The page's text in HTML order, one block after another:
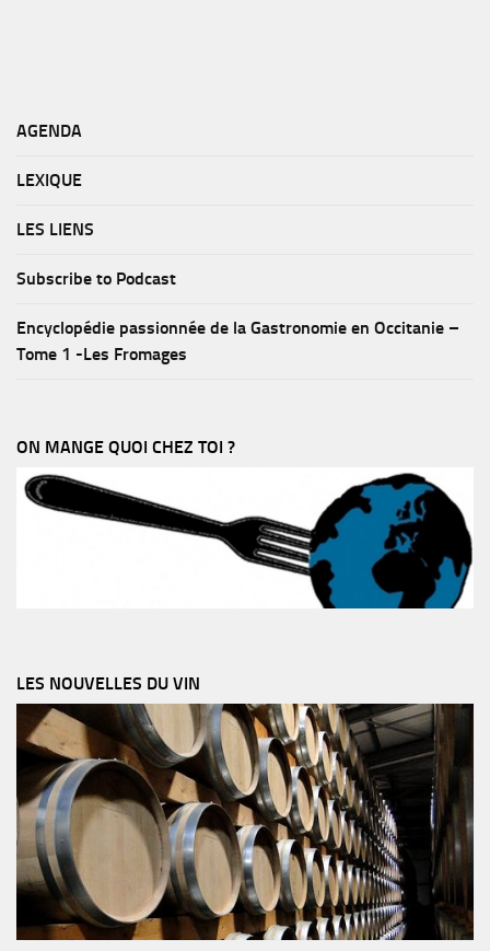
AGENDA
LEXIQUE
LES LIENS
Subscribe to Podcast
Encyclopédie passionnée de la Gastronomie en Occitanie –
Tome 1 -Les Fromages
ON MANGE QUOI CHEZ TOI ?
LES NOUVELLES DU VIN